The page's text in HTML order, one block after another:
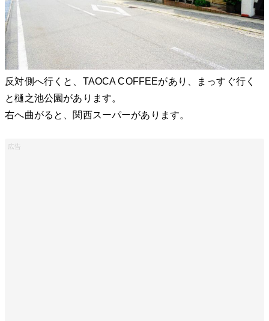
反対側へ行くと、TAOCA COFFEEがあり、まっすぐ行く
と樋之池公園があります。
右へ曲がると、関西スーパーがあります。